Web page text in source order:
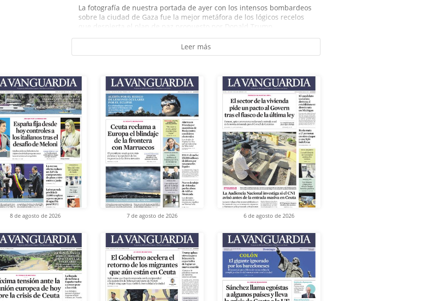
La fotografía de nuestra portada de ayer con los intensos bombardeos
sobre la ciudad de Gaza fue la mejor metáfora de los lógicos recelos
que despierta el plan de paz propuesto por Donald Trump....
Leer más
8 de agosto de 2026 7 de agosto de 2026 6 de agosto de 2026